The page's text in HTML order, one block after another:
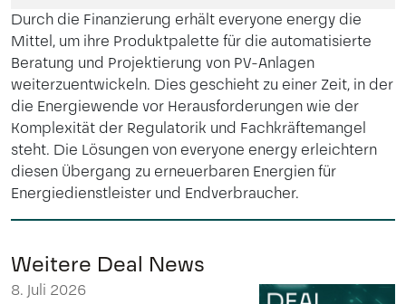
Durch die Finanzierung erhält everyone energy die
Mittel, um ihre Produktpalette für die automatisierte
Beratung und Projektierung von PV-Anlagen
weiterzuentwickeln. Dies geschieht zu einer Zeit, in der
die Energiewende vor Herausforderungen wie der
Komplexität der Regulatorik und Fachkräftemangel
steht. Die Lösungen von everyone energy erleichtern
diesen Übergang zu erneuerbaren Energien für
Energiedienstleister und Endverbraucher.
Weitere Deal News
8. Juli 2026